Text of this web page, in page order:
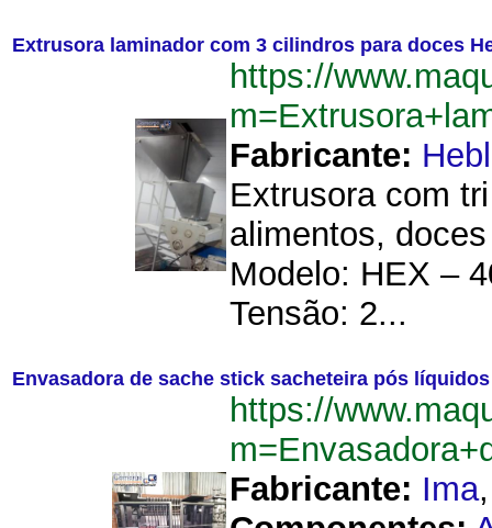
Extrusora laminador com 3 cilindros para doces
https://
Fabricante:
Extrusora com
alimentos,
Modelo: HEX –
Tensão: 2...
Envasadora de sache stick sacheteira pós líquidos
https://
Fabricante: Ima